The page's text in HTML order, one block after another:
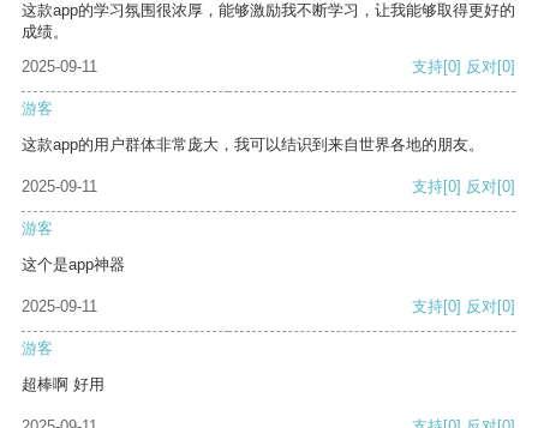
这款app的学习氛围很浓厚，能够激励我不断学习，让我能够取得更好的
成绩。
2025-09-11
支持[0] 反对[0]
游客
这款app的用户群体非常庞大，我可以结识到来自世界各地的朋友。
2025-09-11 支持[0] 反对[0]
游客
这个是app神器
2025-09-11 支持[0] 反对[0]
游客
超棒啊 好用